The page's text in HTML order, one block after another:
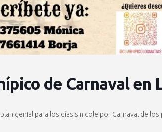
de Carnaval en
genial para los días sin cole por Carnaval de los